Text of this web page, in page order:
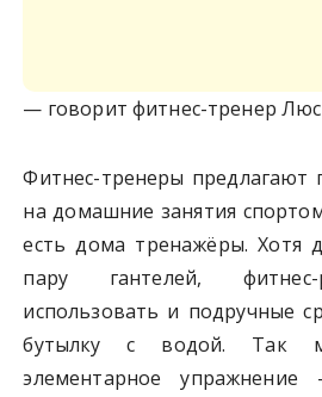
— говорит фитнес-тренер
Фитнес-тренеры предлагают
на домашние занятия
есть дома тренажёры. Хотя
пару гантелей,
использовать и подручные
бутылку с водой. Так
элементарное